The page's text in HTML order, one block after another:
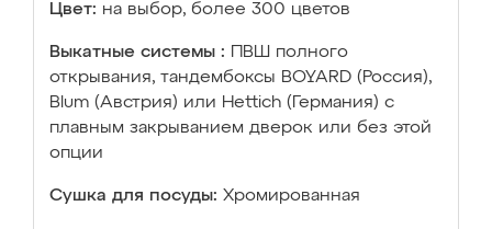
Цвет: на выбор, более 300 цветов
Выкатные системы :
ПВШ полного
открывания, тандембоксы BOYARD (Россия),
Blum (Австрия) или Hettich (Германия) с
плавным закрыванием дверок или без этой
опции
Сушка для посуды: Хромированная